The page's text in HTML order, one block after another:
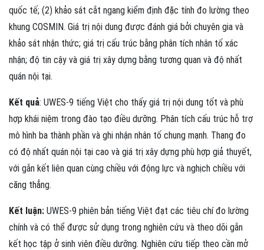
quốc tế; (2) khảo sát cắt ngang kiểm định đặc tính đo lường theo
khung COSMIN. Giá trị nội dung được đánh giá bởi chuyên gia và
khảo sát nhận thức; giá trị cấu trúc bằng phân tích nhân tố xác
nhận; độ tin cậy và giá trị xây dựng bằng tương quan và độ nhất
quán nội tại.
Kết quả: UWES-9 tiếng Việt cho thấy giá trị nội dung tốt và phù
hợp khái niệm trong đào tạo điều dưỡng. Phân tích cấu trúc hỗ trợ
mô hình ba thành phần và ghi nhận nhân tố chung mạnh. Thang đo
có độ nhất quán nội tại cao và giá trị xây dựng phù hợp giả thuyết,
với gắn kết liên quan cùng chiều với động lực và nghịch chiều với
căng thẳng.
Kết luận: UWES-9 phiên bản tiếng Việt đạt các tiêu chí đo lường
chính và có thể được sử dụng trong nghiên cứu và theo dõi gắn
kết học tập ở sinh viên điều dưỡng. Nghiên cứu tiếp theo cần mở